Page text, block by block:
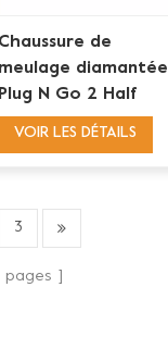
Chaussure de
meulage diamantée
Plug N Go 2 Half
Wear 1 barre
VOIR LES DÉTAILS
3
pages